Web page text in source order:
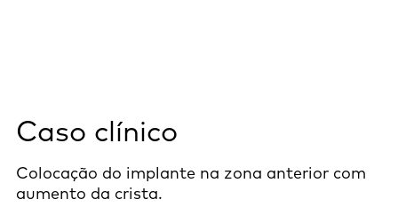
Caso clínico
Colocação do implante na zona anterior com
aumento da crista.